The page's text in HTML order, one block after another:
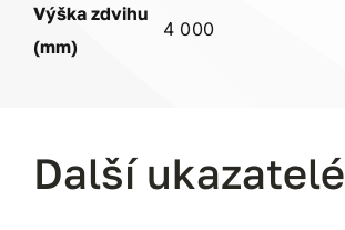
Výška zdvihu
(mm)
4 000
Další ukazatelé